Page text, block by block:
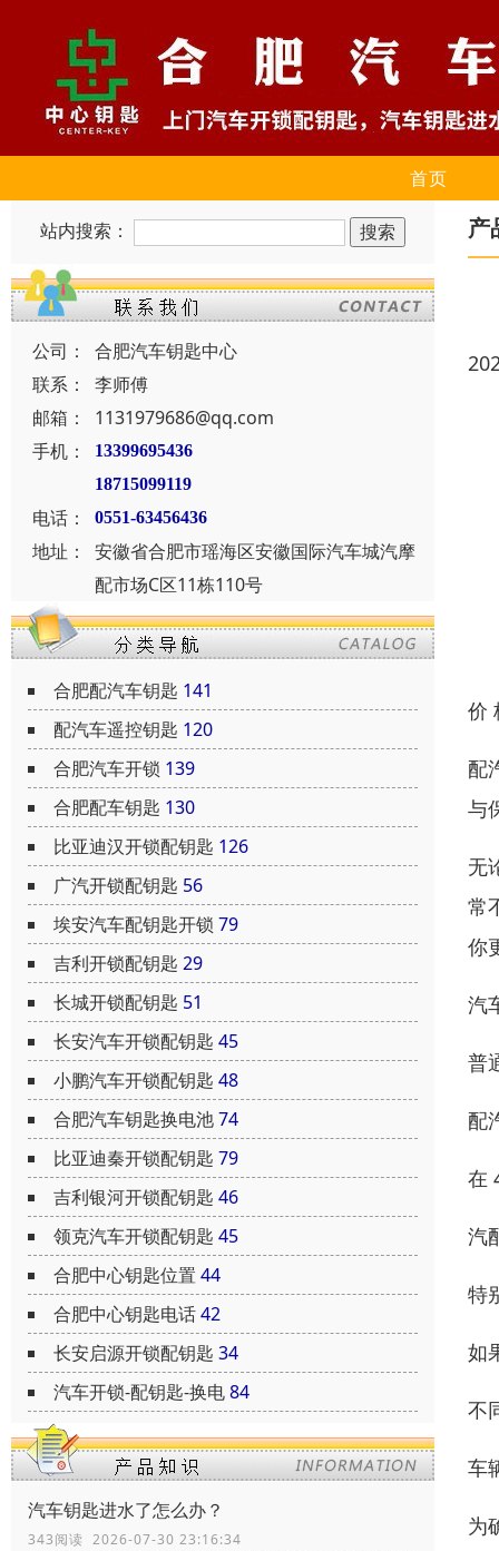
首页
站内搜索：
公司：
合肥汽车钥匙中心
联系：
李师傅
邮箱：
1131979686@qq.com
手机：
13399695436
18715099119
电话： 0551-63456436
地址：
安徽省合肥市瑶海区安徽国际汽车城汽摩
配市场C区11栋110号
合肥配汽车钥匙 141
配汽车遥控钥匙 120
合肥汽车开锁 139
合肥配车钥匙 130
比亚迪汉开锁配钥匙 126
广汽开锁配钥匙 56
埃安汽车配钥匙开锁 79
吉利开锁配钥匙 29
长城开锁配钥匙 51
长安汽车开锁配钥匙 45
小鹏汽车开锁配钥匙 48
合肥汽车钥匙换电池74
比亚迪秦开锁配钥匙 79
吉利银河开锁配钥匙 46
领克汽车开锁配钥匙 45
合肥中心钥匙位置 44
合肥中心钥匙电话42
长安启源开锁配钥匙 34
汽车开锁-配钥匙-换电84
汽车钥匙进水了怎么办？
343阅读 2026-07-30 23:16:34
产
价
配
与
无
常
你
汽
普
配
在
汽
特
如
不
车
为